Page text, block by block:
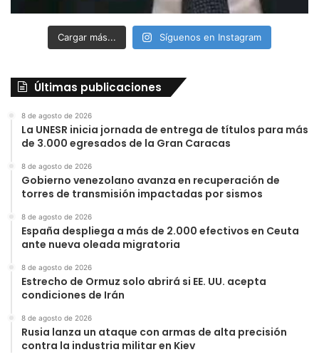
Cargar más... Síguenos en Instagram
Últimas publicaciones
8 de agosto de 2026
La UNESR inicia jornada de entrega de títulos para más
de 3.000 egresados de la Gran Caracas
8 de agosto de 2026
Gobierno venezolano avanza en recuperación de
torres de transmisión impactadas por sismos
8 de agosto de 2026
España despliega a más de 2.000 efectivos en Ceuta
ante nueva oleada migratoria
8 de agosto de 2026
Estrecho de Ormuz solo abrirá si EE. UU. acepta
condiciones de Irán
8 de agosto de 2026
Rusia lanza un ataque con armas de alta precisión
contra la industria militar en Kiev